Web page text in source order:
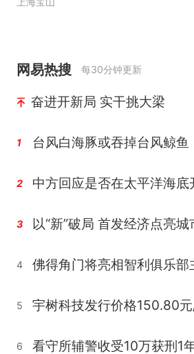
网易热搜 每30分钟更新
奋进开新局 实干挑大梁
1 台风白海豚或吞掉台风鲸鱼
2
3
4 佛得角门将亮相智利俱乐部
5 宇树科技发行价格150.80
6 看守所辅警收受10万获刑1